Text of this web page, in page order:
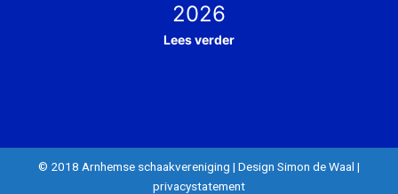
2026
Lees verder
© 2018 Arnhemse schaakvereniging | Design Simon de Waal |
privacystatement